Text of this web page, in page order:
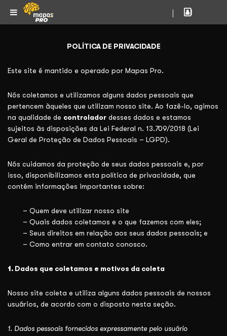
POLÍTICA DE PRIVACIDADE
Este site é mantido e operado por Mapas Pro.
Nós coletamos e utilizamos alguns dados pessoais que
pertencem àqueles que utilizam nosso site. Ao fazê-lo, agimos
na qualidade de controlador desses dados e estamos
sujeitos às disposições da Lei Federal n. 13.709/2018 (Lei
Geral de Proteção de Dados Pessoais – LGPD).
Nós cuidamos da proteção de seus dados pessoais e, por
isso, disponibilizamos esta política de privacidade, que
contém informações importantes sobre:
– Quem deve utilizar nosso site
– Quais dados coletamos e o que fazemos com eles;
– Seus direitos em relação aos seus dados pessoais; e
– Como entrar em contato conosco.
1. Dados que coletamos e motivos da coleta
Nosso site coleta e utiliza alguns dados pessoais de nossos
usuários, de acordo com o disposto nesta seção.
1. Dados pessoais fornecidos expressamente pelo usuário
|